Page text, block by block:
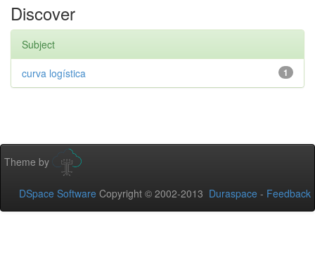
Discover
Subject
1
curva logística
Theme by
DSpace Software Copyright © 2002-2013 Duraspace - Feedback